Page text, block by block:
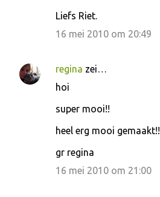
Liefs Riet.
16 mei 2010 om 20:49
regina zei…
hoi
super mooi!!
heel erg mooi gemaakt!!
gr regina
16 mei 2010 om 21:00